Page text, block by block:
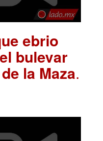
ebrio
bulevar
la Maza.